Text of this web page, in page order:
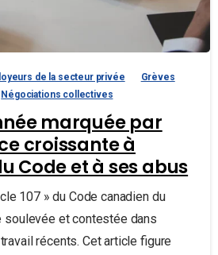
de la secteur privée
Grèves
Négociations collectives
marquée par
croissante à
Code et à ses abus
107 » du Code canadien du
soulevée et contestée dans
récents. Cet article figure